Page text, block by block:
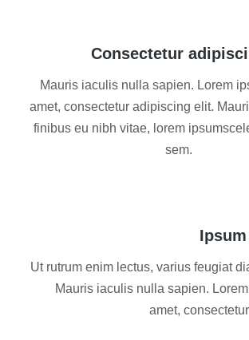
Consectetur
Mauris iaculis nulla sapien. Lorem
amet, consectetur adipiscing elit.
finibus eu nibh vitae, lorem
sem.
Ut rutrum enim lectus, varius feugiat
Mauris iaculis nulla sapien.
amet,